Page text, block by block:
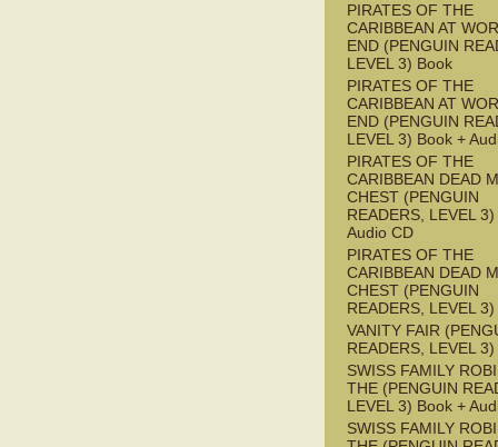
PIRATES OF THE
CARIBBEAN AT
END (PENGUIN
LEVEL 3) Book
PIRATES OF THE
CARIBBEAN AT
END (PENGUIN
LEVEL 3) Book +
PIRATES OF THE
CARIBBEAN DEAD
CHEST (PENGUIN
READERS, LEVEL
Audio CD
PIRATES OF THE
CARIBBEAN DEAD
CHEST (PENGUIN
READERS, LEVEL
VANITY FAIR
READERS, LEVEL
SWISS FAMILY
THE (PENGUIN
LEVEL 3) Book +
SWISS FAMILY